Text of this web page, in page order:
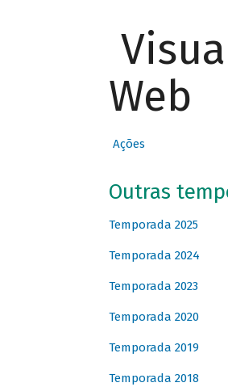
Web
Ações
Outras
Temporada 2025
Temporada 2024
Temporada 2023
Temporada 2020
Temporada 2019
Temporada 2018